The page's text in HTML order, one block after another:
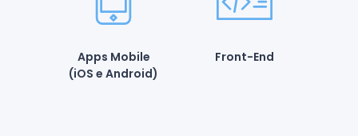
Apps Mobile
(iOS e Android)
Front-End